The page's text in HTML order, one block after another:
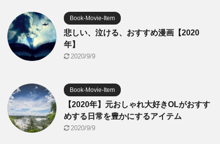
Book-Movie-Item
悲しい、泣ける、おすすめ漫画【2020
年】
2020/9/9
Book-Movie-Item
【2020年】元おしゃれ大好きOLがおすす
めする日常を豊かにするアイテム
2020/9/9